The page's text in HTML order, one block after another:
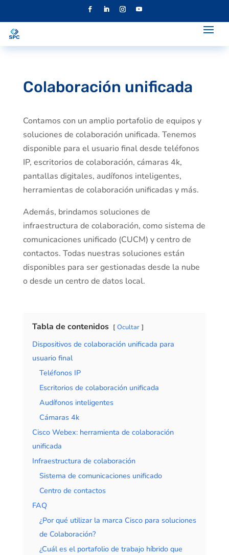
Colaboración unificada
Contamos con un amplio portafolio de equipos y
soluciones de colaboración unificada. Tenemos
disponible para el usuario final desde teléfonos
IP, escritorios de colaboración, cámaras 4k,
pantallas digitales, audífonos inteligentes,
herramientas de colaboración unificadas y más.
Además, brindamos soluciones de
infraestructura de colaboración, como sistema de
comunicaciones unificado (CUCM) y centro de
contactos. Todas nuestras soluciones están
disponibles para ser gestionadas desde la nube
o desde un centro de datos local.
Tabla de contenidos Ocultar
Dispositivos de colaboración unificada para
usuario final
Teléfonos IP
Escritorios de colaboración unificada
Audífonos inteligentes
Cámaras 4k
Cisco Webex: herramienta de colaboración
unificada
Infraestructura de colaboración
Sistema de comunicaciones unificado
Centro de contactos
FAQ
¿Por qué utilizar la marca Cisco para soluciones
de Colaboración?
¿Cuál es el portafolio de trabajo híbrido que